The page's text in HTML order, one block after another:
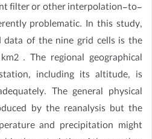
filter or other interpolation-to-
problematic. In this study,
data of the nine grid cells is the
. The regional geographical
including its altitude, is
The general physical
by the reanalysis but the
and precipitation might